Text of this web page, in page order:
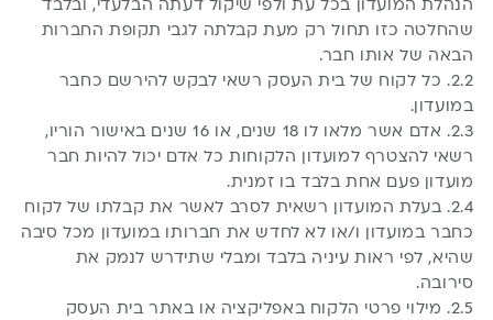
הנהלת המועדון בכל עת ולפי שיקול דעתה הבלעדי, ובלבד
שהחלטה כזו תחול רק מעת קבלתה לגבי תקופת החברות
הבאה של אותו חבר.
2.2. כל לקוח של בית העסק רשאי לבקש להירשם כחבר
במועדון.
2.3. אדם אשר מלאו לו 18 שנים, או 16 שנים באישור הוריו,
רשאי להצטרף למועדון הלקוחות כל אדם יכול להיות חבר
מועדון פעם אחת בלבד בו זמנית.
2.4. בעלת המועדון רשאית לסרב לאשר את קבלתו של לקוח
כחבר במועדון ו/או לא לחדש את חברותו במועדון מכל סיבה
שהיא, לפי ראות עיניה בלבד ומבלי שתידרש לנמק את
סירובה.
2.5. מילוי פרטי הלקוח באפליקציה או באתר בית העסק